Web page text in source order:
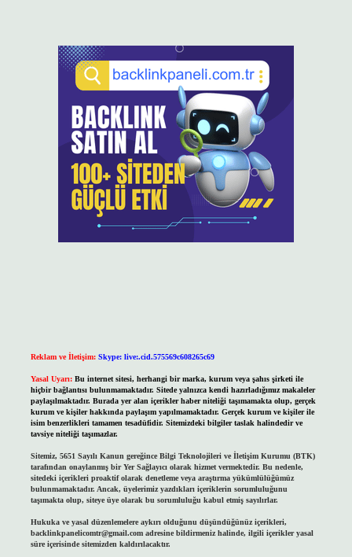
Reklam ve İletişim: Skype: live:.cid.575569c608265c69
Yasal Uyarı: Bu internet sitesi, herhangi bir marka, kurum veya şahıs şirketi ile
hiçbir bağlantısı bulunmamaktadır. Sitede yalnızca kendi hazırladığımız makaleler
paylaşılmaktadır. Burada yer alan içerikler haber niteliği taşımamakta olup, gerçek
kurum ve kişiler hakkında paylaşım yapılmamaktadır. Gerçek kurum ve kişiler ile
isim benzerlikleri tamamen tesadüfidir. Sitemizdeki bilgiler taslak halindedir ve
tavsiye niteliği taşımazlar.
Sitemiz, 5651 Sayılı Kanun gereğince Bilgi Teknolojileri ve İletişim Kurumu (BTK)
tarafından onaylanmış bir Yer Sağlayıcı olarak hizmet vermektedir. Bu nedenle,
sitedeki içerikleri proaktif olarak denetleme veya araştırma yükümlülüğümüz
bulunmamaktadır. Ancak, üyelerimiz yazdıkları içeriklerin sorumluluğunu
taşımakta olup, siteye üye olarak bu sorumluluğu kabul etmiş sayılırlar.
Hukuka ve yasal düzenlemelere aykırı olduğunu düşündüğünüz içerikleri,
backlinkpanelicomtr@gmail.comadresine bildirmeniz halinde, ilgili içerikler yasal
süre içerisinde sitemizden kaldırılacaktır.